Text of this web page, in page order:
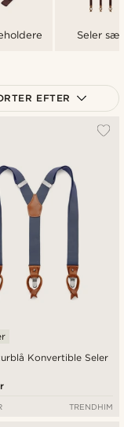
Seler sæt
EFTER
pris
Konvertible Seler
TRENDHIM